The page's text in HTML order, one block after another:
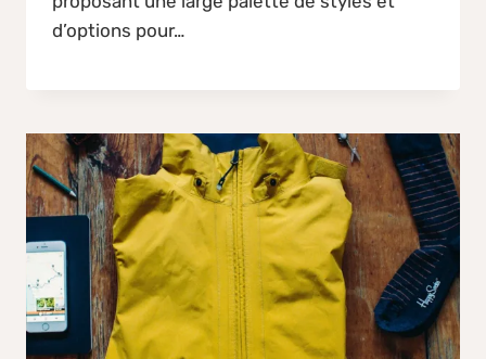
d’options pour…